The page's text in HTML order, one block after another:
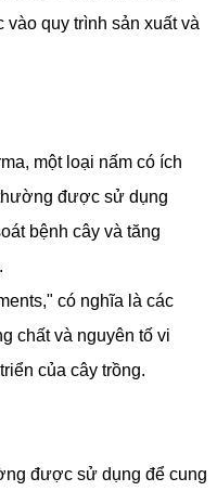
vào quy trình sản xuất và
một loại nấm có ích
được sử dụng
bệnh cây và tăng
có nghĩa là các
chất và nguyên tố vi
của cây trồng.
được sử dụng để cung